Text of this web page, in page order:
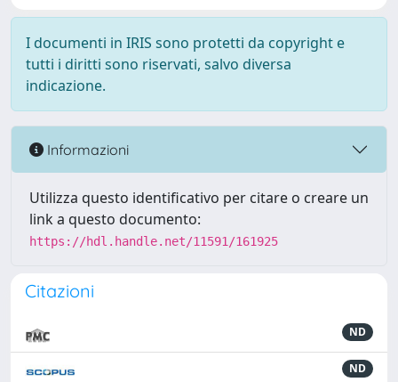
I documenti in IRIS sono protetti da copyright e
tutti i diritti sono riservati, salvo diversa
indicazione.
Informazioni
Utilizza questo identificativo per citare o creare un
link a questo documento:
https://hdl.handle.net/11591/161925
Citazioni
ND
ND